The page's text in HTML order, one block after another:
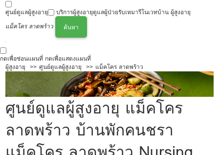
ศูนย์ดูแลผู้สูงอายุ บริการผู้สูงอายุดูแลผู้ป่วยรับเหมารีโนเวทบ้าน ผู้สูงอายุ
แม็คโคร ลาดพร้าว
ค้นหา
กดเพื่อซ่อนแผนที่ กดเพื่อแสดงแผนที่
ผู้สูงอายุ
ศูนย์ดูแลผู้สูงอายุ แม็คโคร ลาดพร้าว
ศูนย์ดูแลผู้สูงอายุ แม็คโคร
ลาดพร้าว บ้านพักคนชรา